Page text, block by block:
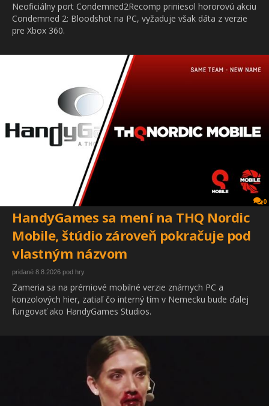
Neoficiálny port Condemned2Recomp priniesol hororovú akciu
Condemned 2: Bloodshot na PC, vyžaduje však dáta z verzie
pre Xbox 360.
0
HandyGames sa mení na THQ Nordic
Mobile, štúdio zároveň pokračuje pod
vlastným názvom
pridané 8.8.2026 pod hry
Zameria sa na prémiové mobilné verzie známych PC a
konzolových hier, zatiaľ čo interný tím v Nemecku bude ďalej
fungovať ako HandyGames Studios.